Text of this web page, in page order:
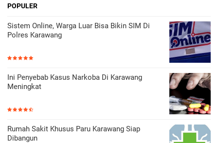
POPULER
Sistem Online, Warga Luar Bisa Bikin SIM Di
Polres Karawang
Ini Penyebab Kasus Narkoba Di Karawang
Meningkat
Rumah Sakit Khusus Paru Karawang Siap
Dibangun